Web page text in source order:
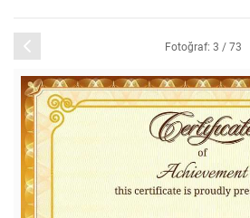
Fotoğraf: 3 / 73